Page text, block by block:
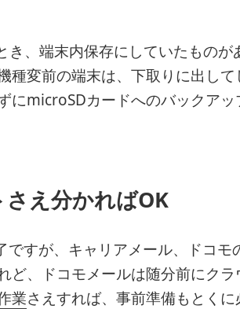
、端末内保存にしていたものが
種変前の端末は、下取りに出して
にmicroSDカードへのバックアッ
え分かればOK
すが、キャリアメール、ドコモ
ど、ドコモメールは随分前にク
業さえすれば、事前準備もとくに